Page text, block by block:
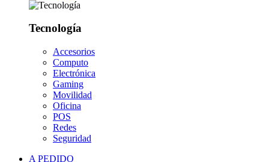
Tecnología
Accesorios
Computo
Electrónica
Gaming
Movilidad
Oficina
POS
Redes
Seguridad
A PEDIDO